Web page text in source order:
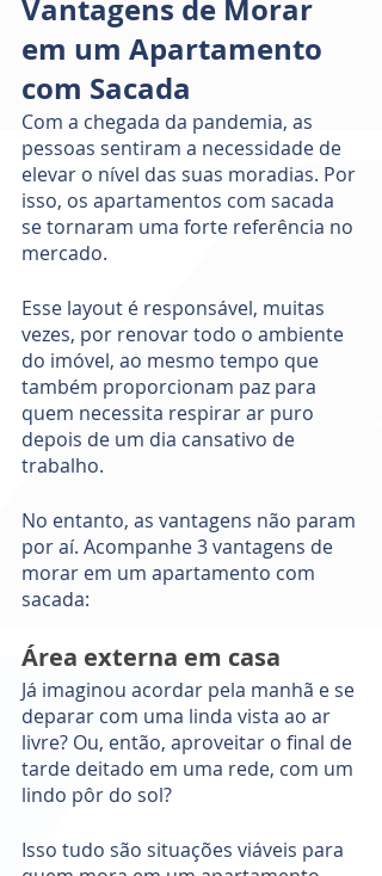
Vantagens de Morar
em um Apartamento
com Sacada
Com a chegada da pandemia, as
pessoas sentiram a necessidade de
elevar o nível das suas moradias. Por
isso, os apartamentos com sacada
se tornaram uma forte referência no
mercado.
Esse layout é responsável, muitas
vezes, por renovar todo o ambiente
do imóvel, ao mesmo tempo que
também proporcionam paz para
quem necessita respirar ar puro
depois de um dia cansativo de
trabalho.
No entanto, as vantagens não param
por aí. Acompanhe 3 vantagens de
morar em um apartamento com
sacada:
Área externa em casa
Já imaginou acordar pela manhã e se
deparar com uma linda vista ao ar
livre? Ou, então, aproveitar o final de
tarde deitado em uma rede, com um
lindo pôr do sol?
Isso tudo são situações viáveis para